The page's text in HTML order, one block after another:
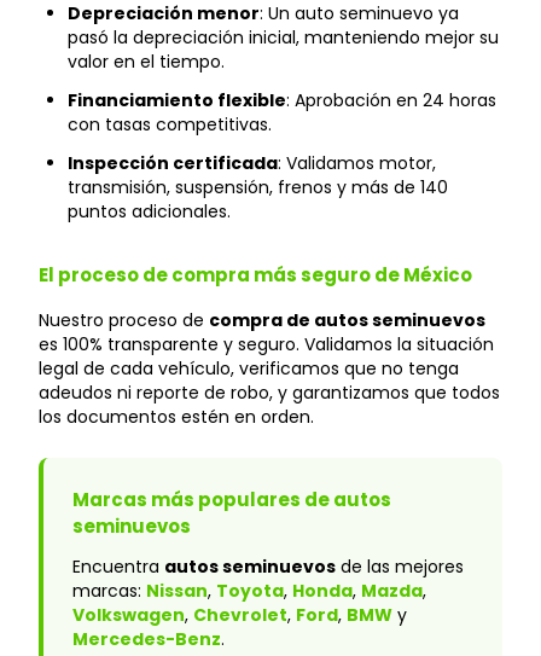
Depreciación menor: Un auto seminuevo ya
pasó la depreciación inicial, manteniendo mejor su
valor en el tiempo.
Financiamiento flexible: Aprobación en 24 horas
con tasas competitivas.
Inspección certificada: Validamos motor,
transmisión, suspensión, frenos y más de 140
puntos adicionales.
El proceso de compra más seguro de México
Nuestro proceso de compra de autos seminuevos
es 100% transparente y seguro. Validamos la situación
legal de cada vehículo, verificamos que no tenga
adeudos ni reporte de robo, y garantizamos que todos
los documentos estén en orden.
Marcas más populares de autos
seminuevos
Encuentra autos seminuevos de las mejores
marcas: Nissan, Toyota, Honda, Mazda,
Volkswagen, Chevrolet, Ford, BMW y
Mercedes-Benz.